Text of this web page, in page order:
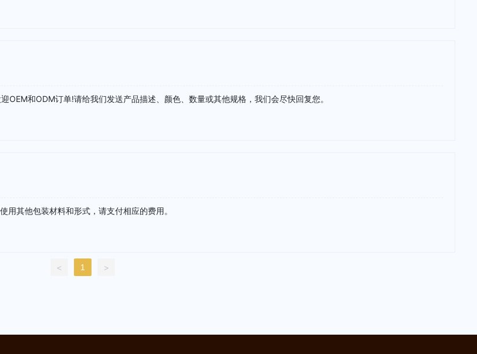
和ODM订单!请给我们发送产品描述、颜色、数量或其他规格，我们会尽快回复您。
其他包装材料和形式，请支付相应的费用。
< 1 >